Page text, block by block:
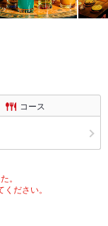
コース
。
ださい。